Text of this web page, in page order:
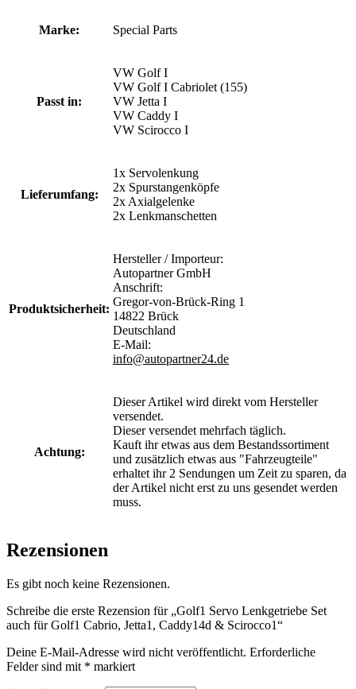
Marke: Special Parts
Passt in:
VW Golf I
VW Golf I Cabriolet (155)
VW Jetta I
VW Caddy I
VW Scirocco I
Lieferumfang:
1x Servolenkung
2x Spurstangenköpfe
2x Axialgelenke
2x Lenkmanschetten
Produktsicherheit:
Hersteller / Importeur:
Autopartner GmbH
Anschrift:
Gregor-von-Brück-Ring 1
14822 Brück
Deutschland
E-Mail:
info@autopartner24.de
Achtung:
Dieser Artikel wird direkt vom Hersteller
versendet.
Dieser versendet mehrfach täglich.
Kauft ihr etwas aus dem Bestandssortiment
und zusätzlich etwas aus "Fahrzeugteile"
erhaltet ihr 2 Sendungen um Zeit zu sparen, da
der Artikel nicht erst zu uns gesendet werden
muss.
Rezensionen
Es gibt noch keine Rezensionen.
Schreibe die erste Rezension für „Golf1 Servo Lenkgetriebe Set
auch für Golf1 Cabrio, Jetta1, Caddy14d & Scirocco1“
Deine E-Mail-Adresse wird nicht veröffentlicht. Erforderliche
Felder sind mit * markiert